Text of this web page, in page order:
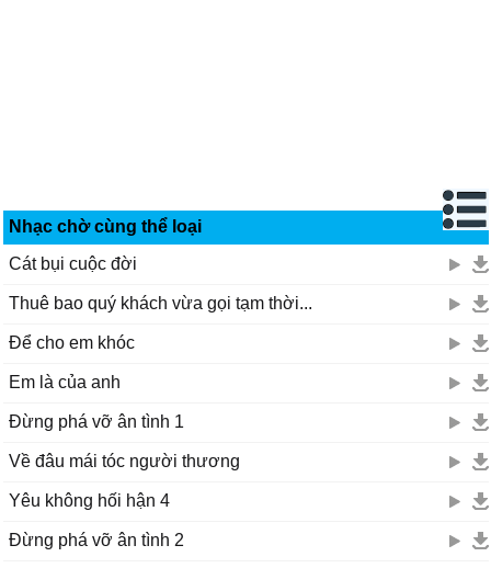
Nhạc chờ cùng thể loại
Cát bụi cuộc đời
Thuê bao quý khách vừa gọi tạm thời...
Để cho em khóc
Em là của anh
Đừng phá vỡ ân tình 1
Về đâu mái tóc người thương
Yêu không hối hận 4
Đừng phá vỡ ân tình 2